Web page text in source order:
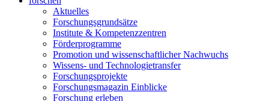
Aktuelles
Forschungsgrundsätze
Institute & Kompetenzzentren
Förderprogramme
Promotion und wissenschaftlicher Nachwuchs
Wissens- und Technologietransfer
Forschungsprojekte
Forschungsmagazin Einblicke
Forschung erleben